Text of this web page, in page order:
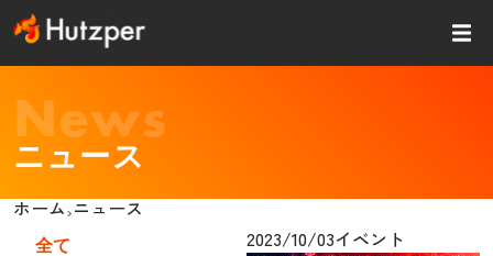
容
を
キッNews
ニュース
ホーム›ニュース
全て 2023/10/03イベント